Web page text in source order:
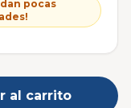
pocas
al carrito